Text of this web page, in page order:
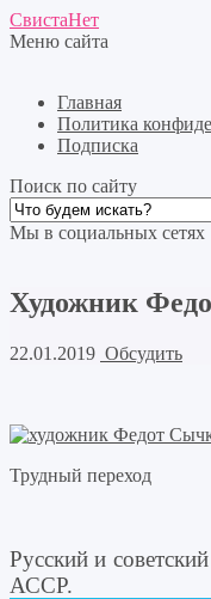
СвистаНет
Меню сайта
Главная
Политика
Подписка
Поиск по сайту
Мы в социальных сетях
Художник
22.01.2019 Обсудить
Трудный переход
Русский и
АССР.